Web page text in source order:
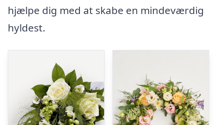
hjælpe dig med at skabe en mindeværdig
hyldest.